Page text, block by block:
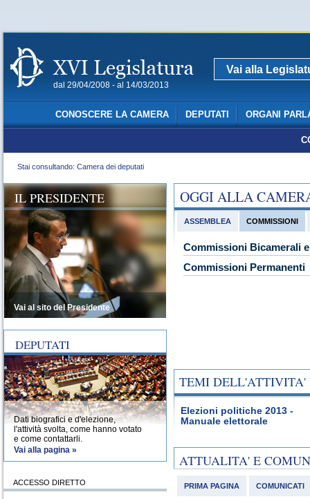
dal 29/04/2008 - al 14/03/2013
Vai alla
CONOSCERE LA CAMERA DEPUTATI ORGANI
Stai consultando: Camera dei deputati
OGGI ALLA
ASSEMBLEA COMMISSIONI
Commissioni Bicamerali
Commissioni Permanenti
TEMI DELL'ATTIVITA'
Elezioni politiche 2013 -
Manuale elettorale
ATTUALITA' E
PRIMA PAGINA COMUNICATI
IL PRESIDENTE
Vai al sito del Presidente
DEPUTATI
Dati biografici e d'elezione,
l'attività svolta, come hanno votato
e come contattarli.
Vai alla pagina »
ACCESSO DIRETTO